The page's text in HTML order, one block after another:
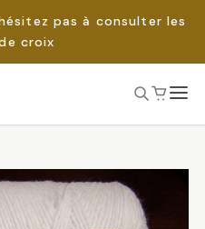
pas à consulter les
croix